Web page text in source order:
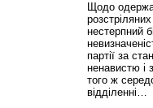
Щодо
нестерпний
партії за
ненавистю і
того ж
відділенні…